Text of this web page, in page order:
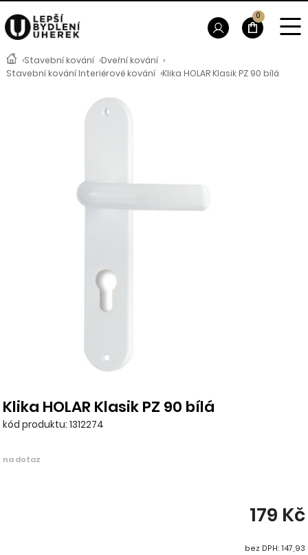
›Stavební kování ›Dveřní kování ›
Stavební kování Interiérové kování ›Klika HOLAR Klasik PZ 90 bílá
Klika HOLAR Klasik PZ 90 bílá
kód produktu: 1312274
na dotaz
179 Kč
bez DPH: 147,93
0